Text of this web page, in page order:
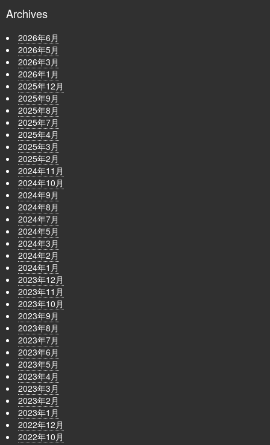
Archives
2026年6月
2026年5月
2026年3月
2026年1月
2025年12月
2025年9月
2025年8月
2025年7月
2025年4月
2025年3月
2025年2月
2024年11月
2024年10月
2024年9月
2024年8月
2024年7月
2024年5月
2024年3月
2024年2月
2024年1月
2023年12月
2023年11月
2023年10月
2023年9月
2023年8月
2023年7月
2023年6月
2023年5月
2023年4月
2023年3月
2023年2月
2023年1月
2022年12月
2022年10月